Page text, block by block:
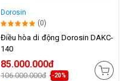
Dorosin
(0)
Điều hòa di động Dorosin DAKC-
140
85.000.000đ
106.000.000đ -20%